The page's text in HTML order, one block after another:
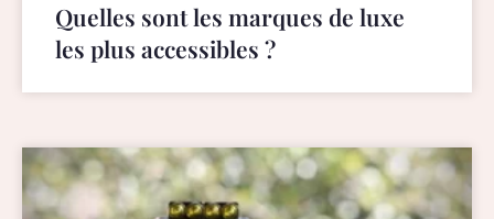
Quelles sont les marques de luxe
les plus accessibles ?